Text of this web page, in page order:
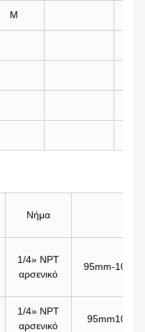
Μ
Νήμα
1/4» NPT
αρσενικό
95mm-
1/4» NPT
αρσενικό